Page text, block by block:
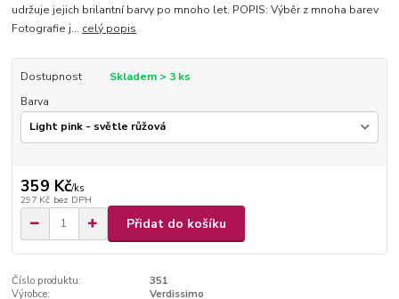
udržuje jejich brilantní barvy po mnoho let. POPIS: Výběr z mnoha barev
Fotografie j... celý popis
Dostupnost
Skladem > 3 ks
Barva
359 Kč/ks
297 Kč bez DPH
Přidat do košíku
Číslo produktu:
351
Výrobce:
Verdissimo